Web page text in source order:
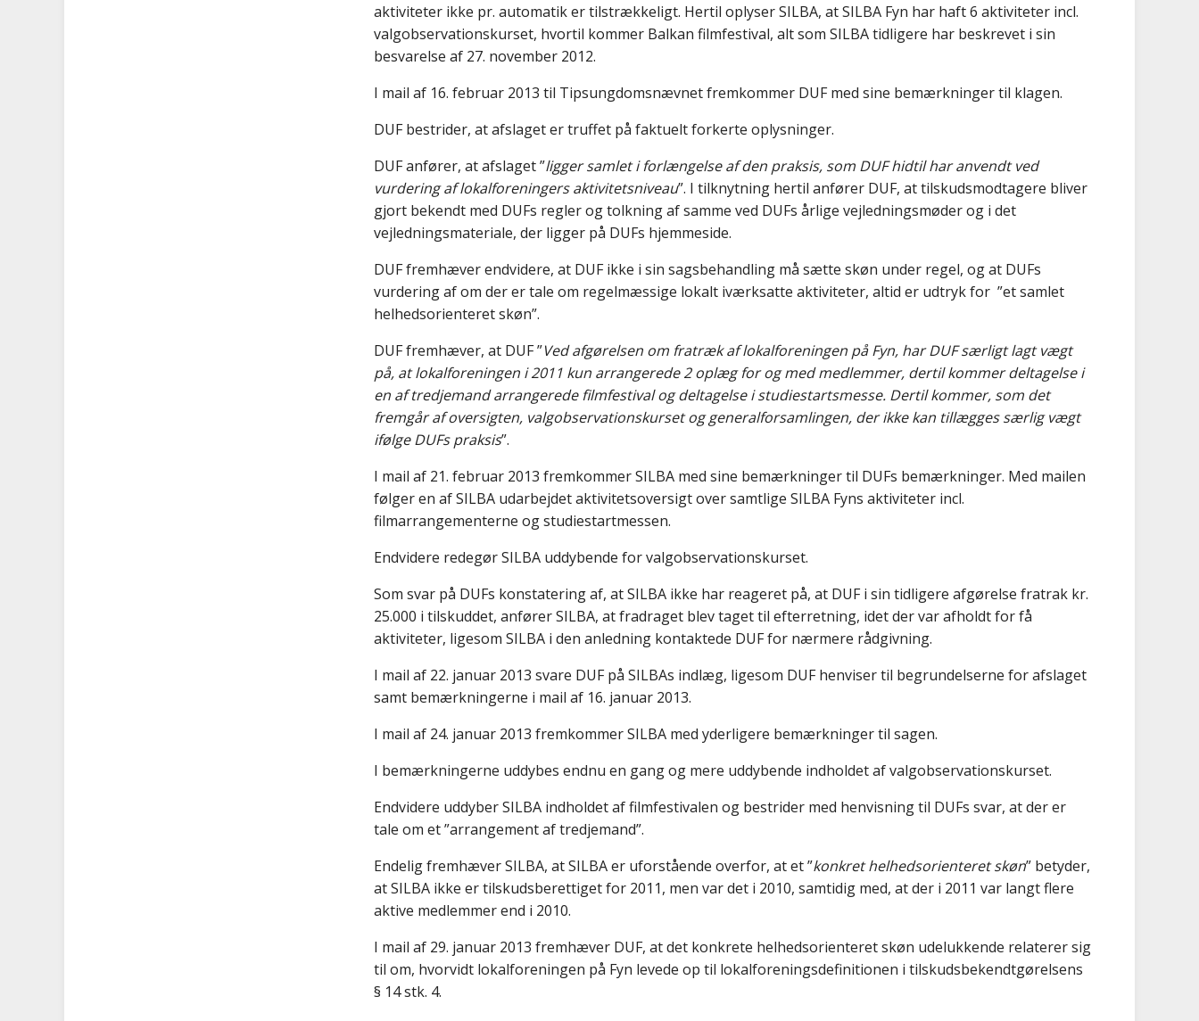
aktiviteter ikke pr. automatik er tilstrækkeligt. Hertil oplyser SILBA, at SILBA Fyn har haft 6 aktiviteter incl.
valgobservationskurset, hvortil kommer Balkan filmfestival, alt som SILBA tidligere har beskrevet i sin
besvarelse af 27. november 2012.
I mail af 16. februar 2013 til Tipsungdomsnævnet fremkommer DUF med sine bemærkninger til klagen.
DUF bestrider, at afslaget er truffet på faktuelt forkerte oplysninger.
DUF anfører, at afslaget ”ligger samlet i forlængelse af den praksis, som DUF hidtil har anvendt ved
vurdering af lokalforeningers aktivitetsniveau”. I tilknytning hertil anfører DUF, at tilskudsmodtagere bliver
gjort bekendt med DUFs regler og tolkning af samme ved DUFs årlige vejledningsmøder og i det
vejledningsmateriale, der ligger på DUFs hjemmeside.
DUF fremhæver endvidere, at DUF ikke i sin sagsbehandling må sætte skøn under regel, og at DUFs
vurdering af om der er tale om regelmæssige lokalt iværksatte aktiviteter, altid er udtryk for ”et samlet
helhedsorienteret skøn”.
DUF fremhæver, at DUF ”Ved afgørelsen om fratræk af lokalforeningen på Fyn, har DUF særligt lagt vægt
på, at lokalforeningen i 2011 kun arrangerede 2 oplæg for og med medlemmer, dertil kommer deltagelse i
en af tredjemand arrangerede filmfestival og deltagelse i studiestartsmesse. Dertil kommer, som det
fremgår af oversigten, valgobservationskurset og generalforsamlingen, der ikke kan tillægges særlig vægt
ifølge DUFs praksis”.
I mail af 21. februar 2013 fremkommer SILBA med sine bemærkninger til DUFs bemærkninger. Med mailen
følger en af SILBA udarbejdet aktivitetsoversigt over samtlige SILBA Fyns aktiviteter incl.
filmarrangementerne og studiestartmessen.
Endvidere redegør SILBA uddybende for valgobservationskurset.
Som svar på DUFs konstatering af, at SILBA ikke har reageret på, at DUF i sin tidligere afgørelse fratrak kr.
25.000 i tilskuddet, anfører SILBA, at fradraget blev taget til efterretning, idet der var afholdt for få
aktiviteter, ligesom SILBA i den anledning kontaktede DUF for nærmere rådgivning.
I mail af 22. januar 2013 svare DUF på SILBAs indlæg, ligesom DUF henviser til begrundelserne for afslaget
samt bemærkningerne i mail af 16. januar 2013.
I mail af 24. januar 2013 fremkommer SILBA med yderligere bemærkninger til sagen.
I bemærkningerne uddybes endnu en gang og mere uddybende indholdet af valgobservationskurset.
Endvidere uddyber SILBA indholdet af filmfestivalen og bestrider med henvisning til DUFs svar, at der er
tale om et ”arrangement af tredjemand”.
Endelig fremhæver SILBA, at SILBA er uforstående overfor, at et ”konkret helhedsorienteret skøn” betyder,
at SILBA ikke er tilskudsberettiget for 2011, men var det i 2010, samtidig med, at der i 2011 var langt flere
aktive medlemmer end i 2010.
I mail af 29. januar 2013 fremhæver DUF, at det konkrete helhedsorienteret skøn udelukkende relaterer sig
til om, hvorvidt lokalforeningen på Fyn levede op til lokalforeningsdefinitionen i tilskudsbekendtgørelsens
§ 14 stk. 4.